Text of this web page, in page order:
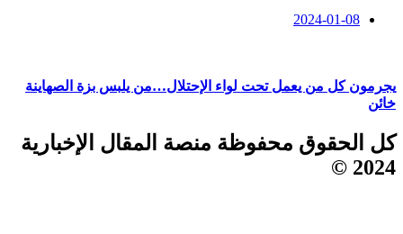
2024-01-08
يجرمون كل من يعمل تحت لواء الإحتلال…من يلبس بزة الصهاينة
خائن
كل الحقوق محفوظة منصة المقال الإخبارية
2024 ©